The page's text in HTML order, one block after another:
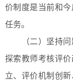
价制度是当前和
任务。
（二）坚持问
探索教师考核评
立、评价机制创